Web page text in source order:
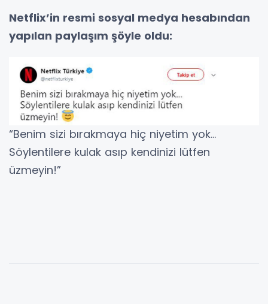
Netflix’in resmi sosyal medya hesabından
yapılan paylaşım şöyle oldu:
“Benim sizi bırakmaya hiç niyetim yok…
Söylentilere kulak asıp kendinizi lütfen
üzmeyin!”